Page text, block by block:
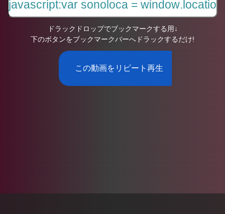
ドラックドロップでブックマークする用↓
下のボタンをブックマークバーへドラックするだけ!
この動画をリピート再生